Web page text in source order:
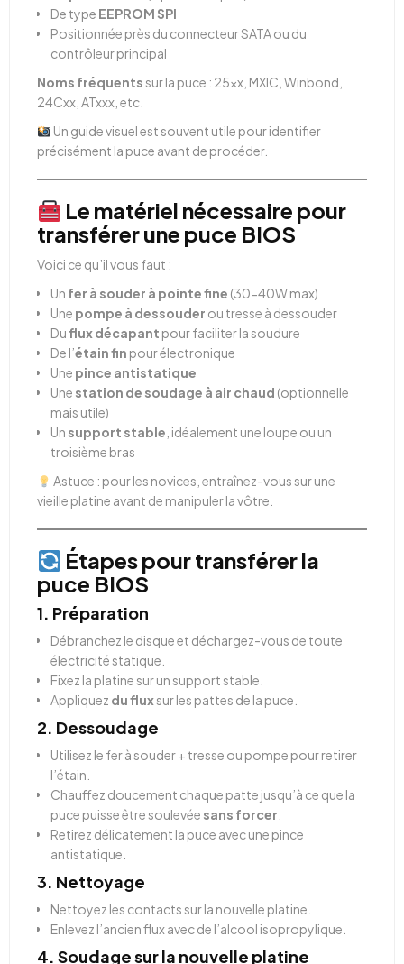
De type EEPROM SPI
Positionnée près du connecteur SATA ou du
contrôleur principal
Noms fréquents sur la puce : 25xx, MXIC, Winbond,
24Cxx, ATxxx, etc.
Un guide visuel est souvent utile pour identifier
précisément la puce avant de procéder.
Le matériel nécessaire pour
transférer une puce BIOS
Voici ce qu’il vous faut :
Un fer à souder à pointe fine (30-40W max)
Une pompe à dessouder ou tresse à dessouder
Duflux décapant pour faciliter la soudure
De l’étain fin pour électronique
Une pince antistatique
Une station de soudage à air chaud (optionnelle
mais utile)
Un support stable , idéalement une loupe ou un
troisième bras
Astuce : pour les novices, entraînez-vous sur une
vieille platine avant de manipuler la vôtre.
Étapes pour transférer la
puce BIOS
1. Préparation
Débranchez le disque et déchargez-vous de toute
électricité statique.
Fixez la platine sur un support stable.
Appliquez du fluxsur les pattes de la puce.
2. Dessoudage
Utilisez le fer à souder + tresse ou pompe pour retirer
l’étain.
Chauffez doucement chaque patte jusqu’à ce que la
puce puisse être soulevée sans forcer
Retirez délicatement la puce avec une pince
antistatique.
3. Nettoyage
Nettoyez les contacts sur la nouvelle platine.
Enlevez l’ancien flux avec de l’alcool isopropylique.
4. Soudage sur la nouvelle platine